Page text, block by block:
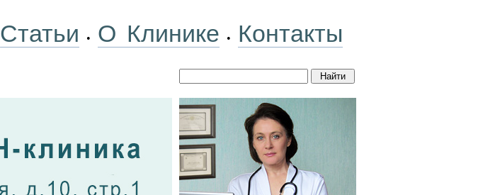
Статьи • О Клинике • Контакты